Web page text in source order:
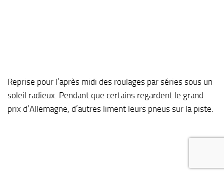
Reprise pour l’après midi des roulages par séries sous un
soleil radieux. Pendant que certains regardent le grand
prix d’Allemagne, d’autres liment leurs pneus sur la piste.